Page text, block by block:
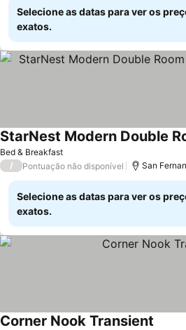
Selecione as datas para ver os
exatos.
Bed & Breakfast
/ Pontuação não disponível San
Selecione as datas para ver os
exatos.
Corner Nook Transient